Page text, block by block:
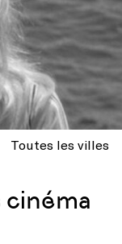
Toutes les villes
cinéma